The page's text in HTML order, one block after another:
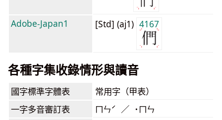
Adobe-Japan1 [Std] (aj1) 4167
各種字集收錄情形與讀音
國字標準字體表 常用字（甲表）
一字多音審訂表 ㄇㄣˊ ／ ˙ㄇㄣ